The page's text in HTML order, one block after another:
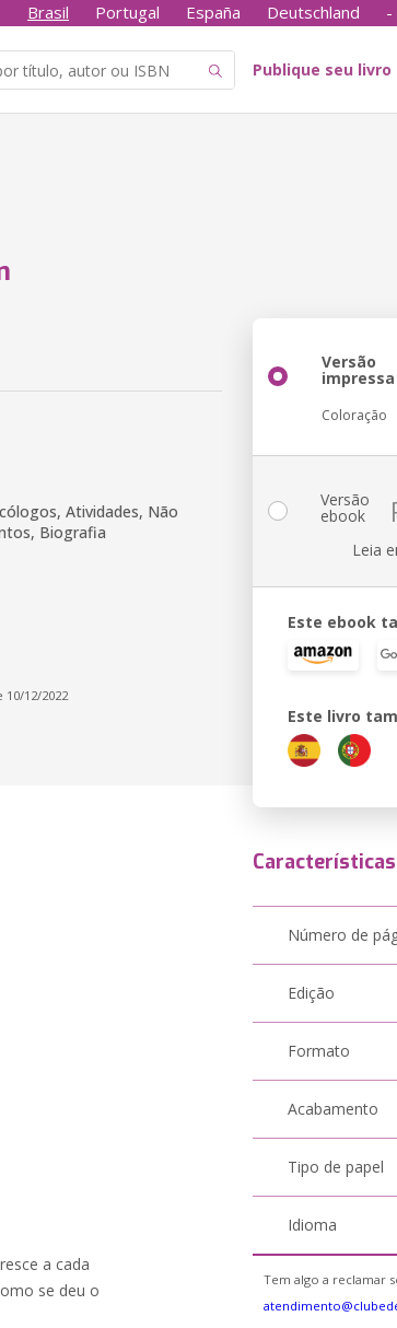
Brasil Portugal España Deutschland -
Publique seu livro
Atividades, Não
Biografia
12/2022
Versão
impressa
Coloração
Versão
ebook
Leia
Este ebook
Este livro
a cada
se deu o
Características
Número de
Edição
Formato
Acabamento
Tipo de papel
Idioma
Tem algo a reclamar